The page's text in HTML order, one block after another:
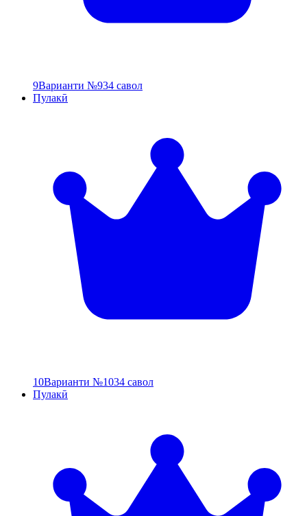
9Варианти №934 савол
Пулакӣ
10Варианти №1034 савол
Пулакӣ